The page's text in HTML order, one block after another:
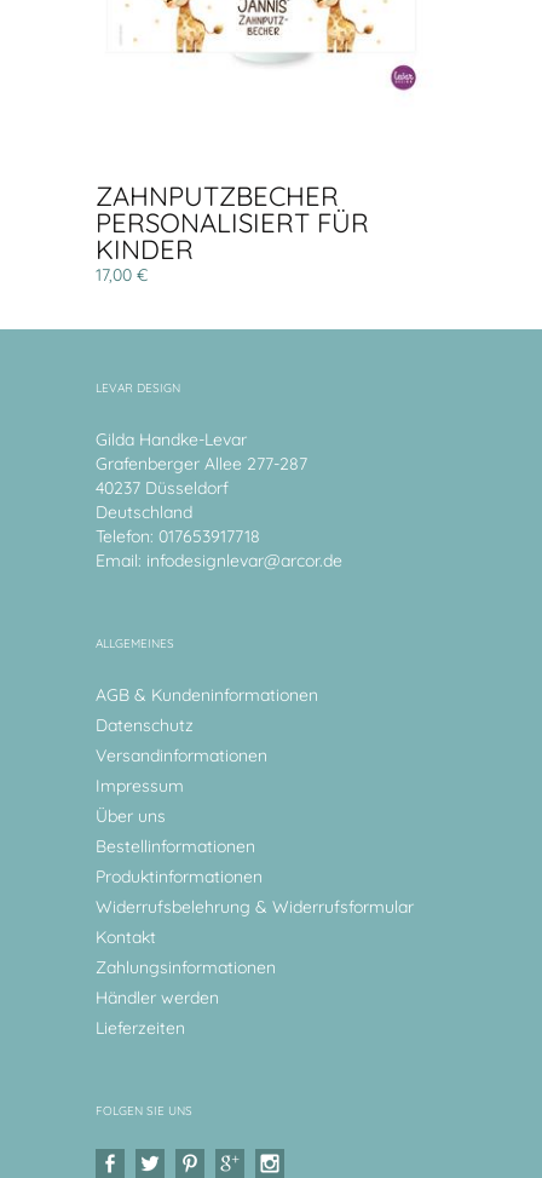
ZAHNPUTZBECHER
PERSONALISIERT FÜR
KINDER
17,00 €
LEVAR DESIGN
Gilda Handke-Levar
Grafenberger Allee 277-287
40237 Düsseldorf
Deutschland
Telefon: 017653917718
Email: infodesignlevar@arcor.de
ALLGEMEINES
AGB & Kundeninformationen
Datenschutz
Versandinformationen
Impressum
Über uns
Bestellinformationen
Produktinformationen
Widerrufsbelehrung & Widerrufsformular
Kontakt
Zahlungsinformationen
Händler werden
Lieferzeiten
FOLGEN SIE UNS